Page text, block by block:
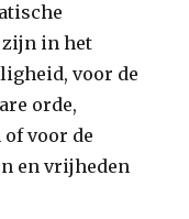
in het
voor de
orde,
of voor de
en vrijheden